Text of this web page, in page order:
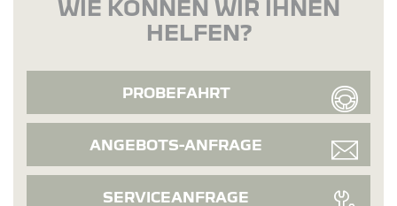
WIE KÖNNEN WIR IHNEN
HELFEN?
PROBEFAHRT
ANGEBOTS-ANFRAGE
SERVICEANFRAGE